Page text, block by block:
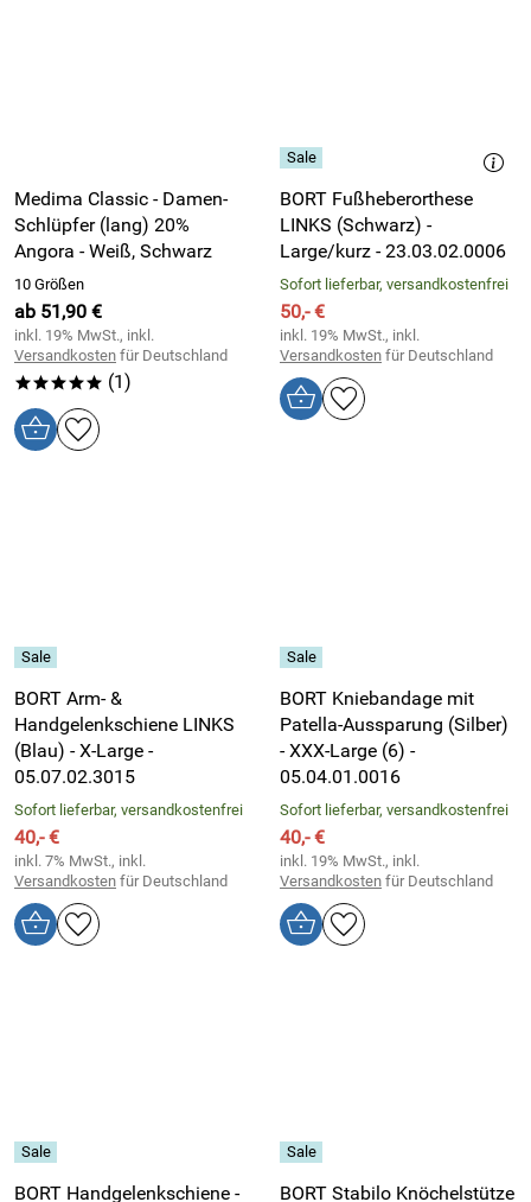
Medima Classic - Damen-
Schlüpfer (lang) 20%
Angora - Weiß, Schwarz
10 Größen
ab 51,90 €
inkl. 19% MwSt., inkl.
Versandkosten für Deutschland
***** (1)
BORT Fußheberorthese
LINKS (Schwarz) -
Large/kurz - 23.03.02.0006
Sofort lieferbar, versandkostenfrei
50,- €
inkl. 19% MwSt., inkl.
Versandkosten für Deutschland
BORT Arm- &
Handgelenkschiene LINKS
(Blau) - X-Large -
05.07.02.3015
Sofort lieferbar, versandkostenfrei
40,- €
inkl. 7% MwSt., inkl.
Versandkosten für Deutschland
BORT Kniebandage mit
Patella-Aussparung (Silber)
- XXX-Large (6) -
05.04.01.0016
Sofort lieferbar, versandkostenfrei
40,- €
inkl. 19% MwSt., inkl.
Versandkosten für Deutschland
BORT Handgelenkschiene - BORT Stabilo Knöchelstütze